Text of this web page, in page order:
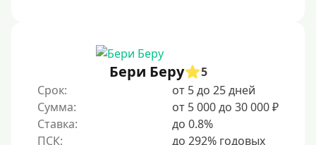
Без прописки
Без регистрации
С временной регистрацией
Бери Беру
5
Срок:
от 5 до 25 дней
Сумма:
от 5 000 до 30 000 ₽
Ставка:
до 0.8%